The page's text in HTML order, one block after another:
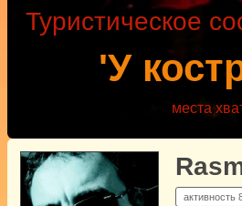
'У
Туристическое
места
активность